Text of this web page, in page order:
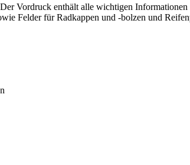
Vordruck enthält alle wichtigen
Felder für Radkappen und -bolzen und